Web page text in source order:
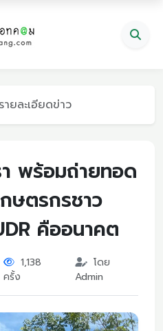
รายละเอียดข่าว
พร้อมถ่ายทอด
ษตรกรชาว
คืออนาคต
1,138
ครั้ง
โดย
Admin